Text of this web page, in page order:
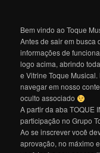
Bem vindo ao Toque
Antes de sair em busca
informações de
logo acima, abrindo
e Vitrine Toque
navegar em nosso
oculto associado
A partir da aba TOQUE
participação no Grupo
Ao se inscrever você
aprovação, no máximo